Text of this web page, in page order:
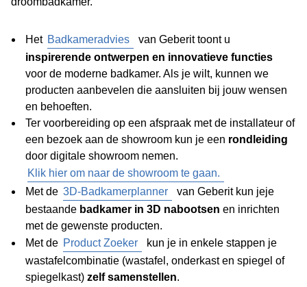
Het Badkameradvies
van Geberit toont u
inspirerende ontwerpen en innovatieve functies
voor de moderne badkamer. Als je wilt, kunnen we
producten aanbevelen die aansluiten bij jouw wensen
en behoeften.
Ter voorbereiding op een afspraak met de installateur of
een bezoek aan de showroom kun je een rondleiding
door digitale showroom nemen.
Klik hier om naar de showroom te gaan.
Met de 3D-Badkamerplanner
van Geberit kun jeje
bestaande badkamer in 3D nabootsen en inrichten
met de gewenste producten.
Met de Product Zoeker
kun je in enkele stappen je
wastafelcombinatie (wastafel, onderkast en spiegel of
spiegelkast) zelf samenstellen.